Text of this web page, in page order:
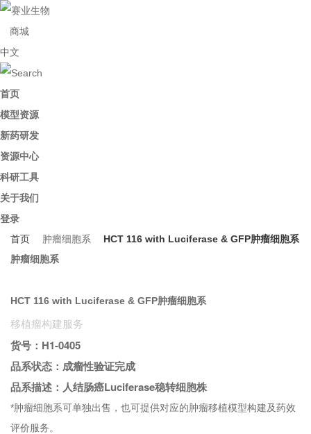
商城
中文
首页
模型资源
新药研发
资源中心
科研工具
关于我们
登录
首页
肿瘤细胞系
HCT 116 with Luciferase & GFP肿瘤细胞系
肿瘤细胞系
HCT 116 with Luciferase & GFP肿瘤细胞系
移植瘤构建服务
货号： H1-0405
品系状态：成瘤性验证完成
品系描述：人结肠癌Luciferase稳转细胞株
*肿瘤细胞系可单独出售， 也可提供对应的肿瘤移植模型构建及药效
评价服务。